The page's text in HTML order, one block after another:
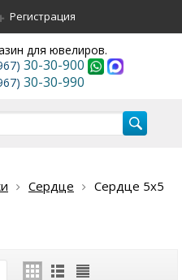
Регистрация
для ювелиров.
30-30-900
30-30-990
Сердце Сердце 5х5